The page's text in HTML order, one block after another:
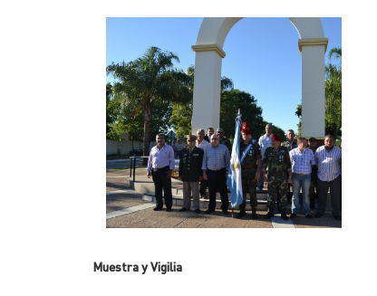
Muestra y Vigilia